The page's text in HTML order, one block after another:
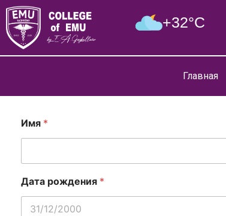
+32°C
Главная
Имя *
Дата рождения *